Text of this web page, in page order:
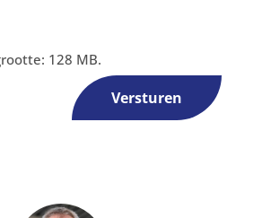
128 MB.
Versturen